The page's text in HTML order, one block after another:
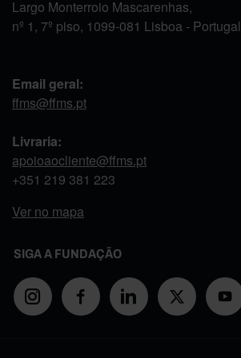
Largo Monterroio Mascarenhas,
nº 1, 7º piso, 1099-081 Lisboa - Portugal
Email geral:
ffms@ffms.pt
Livraria:
apoioaocliente@ffms.pt
+351 219 381 223
Ver no mapa
SIGA A FUNDAÇÃO